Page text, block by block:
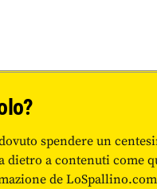
spendere un
dietro a contenuti come
de